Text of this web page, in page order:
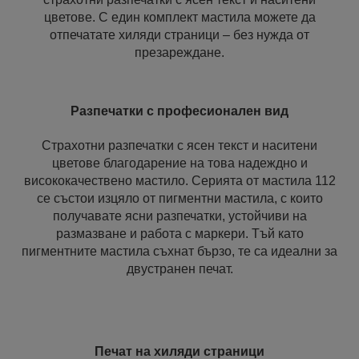
цветове. С един комплект мастила можете да
отпечатате хиляди страници – без нужда от
презареждане.
Разпечатки с професионален вид
Страхотни разпечатки с ясен текст и наситени
цветове благодарение на това надеждно и
висококачествено мастило. Серията от мастила 112
се състои изцяло от пигментни мастила, с които
получавате ясни разпечатки, устойчиви на
размазване и работа с маркери. Тъй като
пигментните мастила съхнат бързо, те са идеални за
двустранен печат.
Печат на хиляди страници